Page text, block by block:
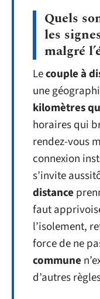
Quels
les
malgré
Lecouple à
une
kilomètres
horaires qui
rendez-vous
connexion
s’invite
distance
faut
l’isolement,
force de ne
commune
d’autres